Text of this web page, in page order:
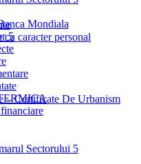
Mondiala
5
cu caracter personal
– Certificate De Urbanism
Sectorului 5